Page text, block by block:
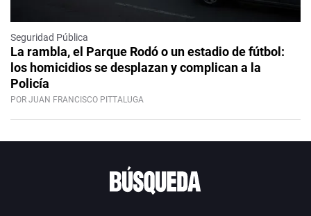
Seguridad Pública
La rambla, el Parque Rodó o un estadio de fútbol:
los homicidios se desplazan y complican a la
Policía
POR JUAN FRANCISCO PITTALUGA